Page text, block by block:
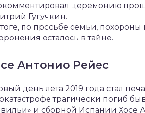
церемонию
Гугучкин.
по просьбе семьи,
осталось в тайне.
Антонио Рейес
день лета 2019 года стал
трагически погиб
и сборной Испании Хосе